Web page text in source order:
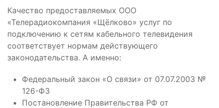
Качество предоставляемых ООО
«Телерадиокомпания «Щёлково» услуг по
подключению к сетям кабельного телевидения
соответствует нормам действующего
законодательства. А именно:
Федеральный закон «О связи» от 07.07.2003 №
126-ФЗ
Постановление Правительства РФ от